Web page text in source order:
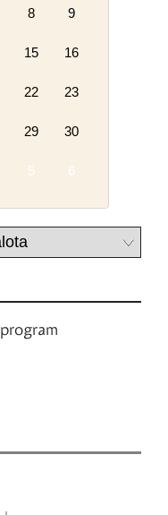
8 9
15 16
22 23
29 30
5 6